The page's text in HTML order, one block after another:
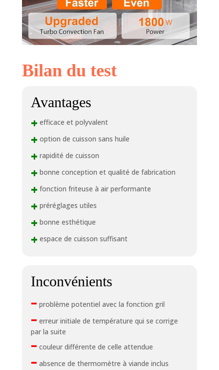
manuel du
propriétaire, 1 guide
de démarrage rapide
et 1 livre de recettes.
Bilan du test
Avantages
+ efficace et polyvalent
+ option de cuisson sans huile
+ rapidité de cuisson
+ bonne conception et qualité de fabrication
+ fonction friteuse à air performante
+ préréglages utiles
+ bonne esthétique
+ espace de cuisson suffisant
Inconvénients
– problème potentiel avec la fonction gril
– erreur initiale de température qui se corrige
par la suite
– couleur différente de celle attendue
– absence de thermomètre à viande inclus